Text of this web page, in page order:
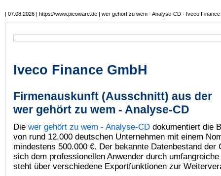
| 07.08.2026 | https://www.picoware.de | wer gehört zu wem - Analyse-CD - Iveco
Iveco Finance GmbH
Firmenauskunft (Ausschnitt) aus der
wer gehört zu wem - Analyse-CD
Die wer gehört zu wem - Analyse-CD dokumentiert die
von rund 12.000 deutschen Unternehmen mit einem
mindestens 500.000 €. Der bekannte Datenbestand
sich dem professionellen Anwender durch
steht über verschiedene Exportfunktionen zur